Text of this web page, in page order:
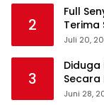
2
Full
Terima
Juli 20,
3
Diduga
Secara
Bawah
Juni 28,